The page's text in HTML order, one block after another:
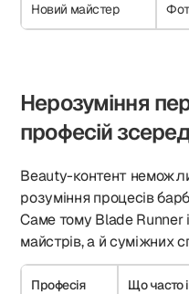
Новий майстер
Нерозуміння
професій
Beauty-контент
розуміння процесів
Саме тому Blade Runner
майстрів, а й суміжних
Професія Що часто